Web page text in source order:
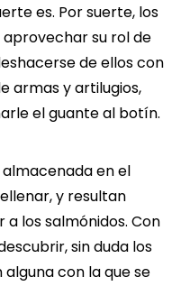
es. Por suerte, los
su rol de
de ellos con
armas y artilugios,
el guante al botín.
almacenada en el
y resultan
los salmónidos. Con
sin duda los
con la que se